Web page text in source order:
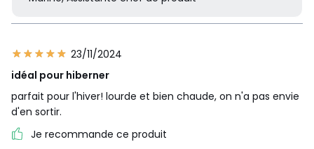
23/11/2024
idéal pour hiberner
parfait pour l'hiver! lourde et bien chaude, on n'a pas envie
d'en sortir.
Je recommande ce produit